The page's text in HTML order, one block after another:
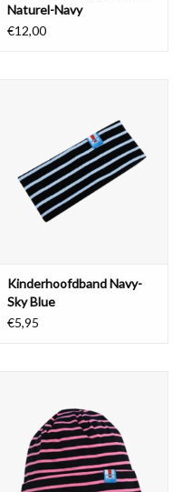
Naturel-Navy
€12,00
Kinderhoofdband Navy-
Sky Blue
€5,95